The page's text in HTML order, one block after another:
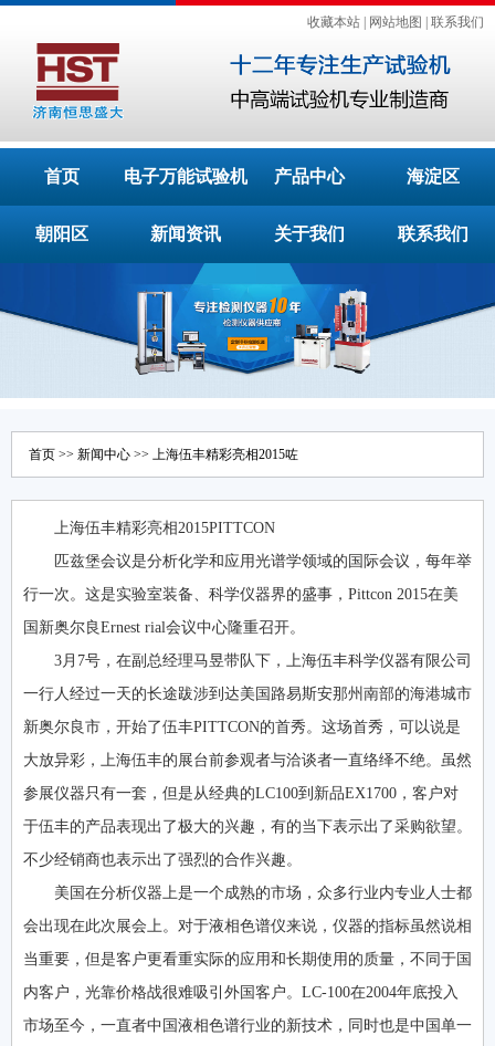
收藏本站 网站地图 联系我们
首页 电子万能试验机 产品中心 海淀区
朝阳区 新闻资讯 关于我们 联系我们
首页 >> 新闻中心 >> 上海伍丰精彩亮相2015咗
上海伍丰精彩亮相2015PITTCON
匹兹堡会议是分析化学和应用光谱学领域的国际会议，每年举
行一次。这是实验室装备、科学仪器界的盛事，Pittcon 2015在美
国新奥尔良Ernest rial会议中心隆重召开。
3月7号，在副总经理马昱带队下，上海伍丰科学仪器有限公司
一行人经过一天的长途跋涉到达美国路易斯安那州南部的海港城市
新奥尔良市，开始了伍丰PITTCON的首秀。这场首秀，可以说是
大放异彩，上海伍丰的展台前参观者与洽谈者一直络绎不绝。虽然
参展仪器只有一套，但是从经典的LC100到新品EX1700，客户对
于伍丰的产品表现出了极大的兴趣，有的当下表示出了采购欲望。
不少经销商也表示出了强烈的合作兴趣。
美国在分析仪器上是一个成熟的市场，众多行业内专业人士都
会出现在此次展会上。对于液相色谱仪来说，仪器的指标虽然说相
当重要，但是客户更看重实际的应用和长期使用的质量，不同于国
内客户，光靠价格战很难吸引外国客户。LC-100在2004年底投入
市场至今，一直者中国液相色谱行业的新技术，同时也是中国单一